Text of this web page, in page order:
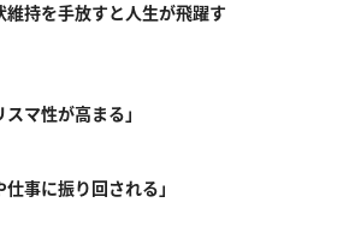
維持を手放すと人生が飛躍す
マ性が高まる」
事に振り回される」